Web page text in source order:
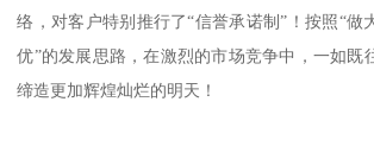
络，对客户特别推行了“信誉承诺制”！按照“做
优”的发展思路，在激烈的市场竞争中，一如既
缔造更加辉煌灿烂的明天！